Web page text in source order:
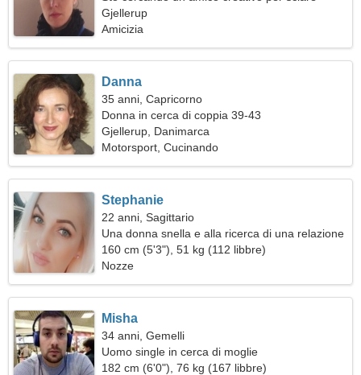
insieme
Gjellerup
Amicizia
Danna
35 anni, Capricorno
Donna in cerca di coppia 39-43
Gjellerup, Danimarca
Motorsport, Cucinando
Stephanie
22 anni, Sagittario
Una donna snella e alla ricerca di una relazione
d'amore
160 cm (5'3"), 51 kg (112 libbre)
Nozze
Misha
34 anni, Gemelli
Uomo single in cerca di moglie
182 cm (6'0"), 76 kg (167 libbre)